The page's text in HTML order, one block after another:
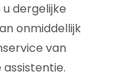
dergelijke
onmiddellijk
van